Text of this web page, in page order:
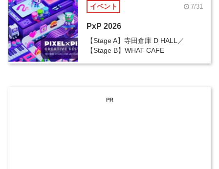
イベント 7/31
PxP 2026
【Stage A】寺田倉庫 D HALL／
【Stage B】WHAT CAFE
PR